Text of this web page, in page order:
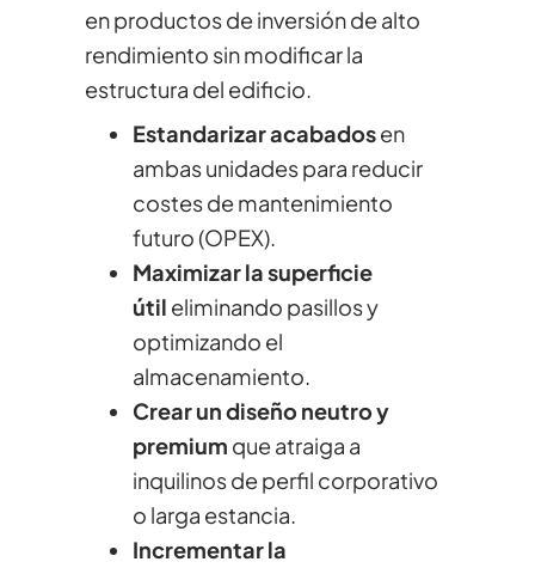
en productos de inversión de alto
rendimiento sin modificar la
estructura del edificio.
Estandarizar acabadosen
ambas unidades para reducir
costes de mantenimiento
futuro (OPEX).
Maximizar la superficie
útil eliminando pasillos y
optimizando el
almacenamiento.
Crear un diseño neutro y
premium que atraiga a
inquilinos de perfil corporativo
o larga estancia.
Incrementar la